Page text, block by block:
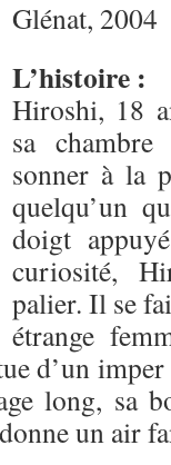
Glénat, 2004
L’histoire :
Hiroshi, 18
sa
sonner à la
quelqu’un
doigt
curiosité,
palier. Il se
étrange
d’un
long, sa
un air